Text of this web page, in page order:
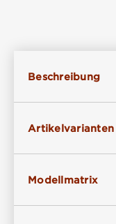
Beschreibung
Artikelvarianten
Modellmatrix